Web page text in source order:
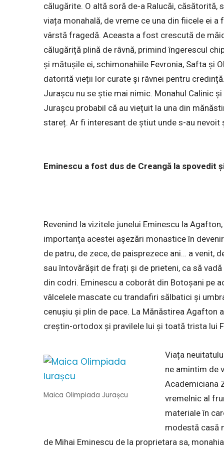
călugărite. O altă soră de-a Ralucăi,
viața monahală, de vreme ce una din fiicele ei
vârstă fragedă. Aceasta a fost crescută de
călugăriță plină de râvnă, primind îngerescul
și mătușile ei, schimonahiile Fevronia, Safta și
datorită vieții lor curate și râvnei pentru
Jurașcu nu se știe mai nimic. Monahul Calinic
Jurașcu probabil că au viețuit la una din
stareț. Ar fi interesant de știut unde s-au
Eminescu a fost dus de Creangă la spovedit
Revenind la vizitele junelui Eminescu la
importanța acestei așezări monastice în
de patru, de zece, de paisprezece ani… a venit,
sau întovărășit de frați și de prieteni, ca să
din codri. Eminescu a coborât din Botoșani pe
vâlcelele mascate cu trandafiri sălbatici și
cenușiu și plin de pace. La Mănăstirea
creștin-ortodox și pravilele lui și toată trista lui
Maica Olimpiada Jurașcu
Viața
ne amintim de
Academiciana
vremelnic al
materiale în
modestă casă
de Mihai Eminescu de la proprietara sa,